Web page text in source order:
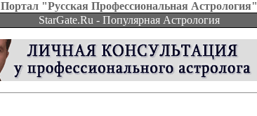
Портал "Русская Профессиональная Астрология"
StarGate.Ru - Популярная Астрология